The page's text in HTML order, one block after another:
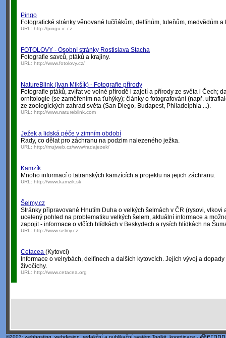
Pingo
Fotografické stránky věnované tučňákům, delfínům, tuleňům, medvědům a
URL: http://pingu.ic.cz
FOTOLOVY - Osobní stránky Rostislava Stacha
Fotografie savců, ptáků a krajiny.
URL: http://www.fotolovy.cz/
NatureBlink (Ivan Mikšík) - Fotografie přírody
Fotografie ptáků, zvířat ve volné přírodě i zajetí a přírody ze světa i Čech;
ornitologie (se zaměřením na ťuhýky); články o fotografování (např.
ze zoologických zahrad světa (San Diego, Budapest, Philadelphia ...).
URL: http://www.natureblink.com
Ježek a lidská péče v zimním období
Rady, co dělat pro záchranu na podzim nalezeného ježka.
URL: http://mujweb.cz/www/radajezek/
Kamzík
Mnoho informací o tatranských kamzících a projektu na jejich záchranu.
URL: http://www.kamzik.sk
Šelmy.cz
Stránky připravované Hnutím Duha o velkých šelmách v ČR (rysovi,
ucelený pohled na problematiku velkých šelem, aktuální informace a
zapojit - informace o vlčích hlídkách v Beskydech a rysích hlídkách na
URL: http://www.selmy.cz
Cetacea (Kytovci)
Informace o velrybách, delfínech a dalších kytovcích. Jejich vývoj a
živočichy.
URL: http://www.cetacea.org
©2003; webhosting webdesign redakční a publikační systém Toolkit , koordinace -